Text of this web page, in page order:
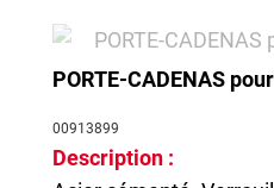
PORTE-CADENAS
00913899
Description :